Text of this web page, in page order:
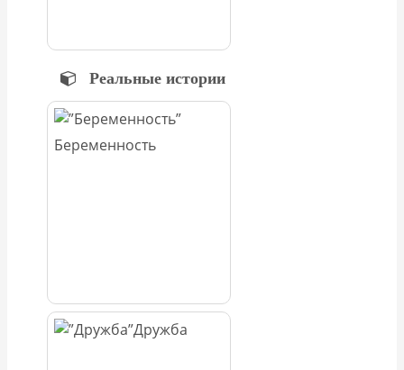
Реальные истории
Беременность
Дружба